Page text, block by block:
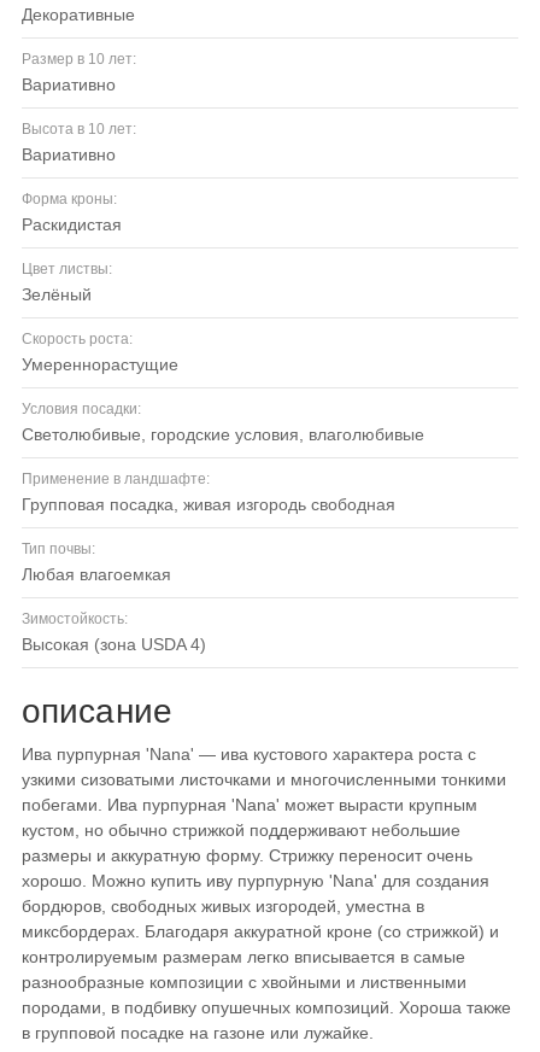
декоративные
Размер в 10 лет:
вариативно
Высота в 10 лет:
вариативно
Форма кроны:
раскидистая
Цвет листвы:
зелёный
Скорость роста:
умереннорастущие
Условия посадки:
светолюбивые, городские условия, влаголюбивые
Применение в ландшафте:
групповая посадка, живая изгородь свободная
Тип почвы:
любая влагоемкая
Зимостойкость:
высокая (зона USDA 4)
описание
Ива пурпурная 'Nana' — ива кустового характера роста с
узкими сизоватыми листочками и многочисленными тонкими
побегами. Ива пурпурная 'Nana' может вырасти крупным
кустом, но обычно стрижкой поддерживают небольшие
размеры и аккуратную форму. Стрижку переносит очень
хорошо. Можно купить иву пурпурную 'Nana' для создания
бордюров, свободных живых изгородей, уместна в
миксбордерах. Благодаря аккуратной кроне (со стрижкой) и
контролируемым размерам легко вписывается в самые
разнообразные композиции с хвойными и лиственными
породами, в подбивку опушечных композиций. Хороша также
в групповой посадке на газоне или лужайке.